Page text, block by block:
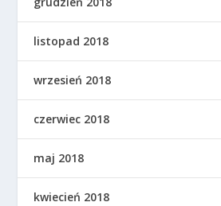
listopad 2018
wrzesień 2018
czerwiec 2018
maj 2018
kwiecień 2018